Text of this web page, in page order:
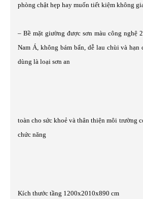
phòng chật hẹp hay muốn tiết kiệm không
– Bề mặt giường được sơn màu công nghệ
Nam Á, không bám bẩn, dễ lau chùi và hạn
dùng là loại sơn an
toàn cho sức khoẻ và thân thiện môi trường
chức năng
Kích thước tầng 1200x2010x890 cm